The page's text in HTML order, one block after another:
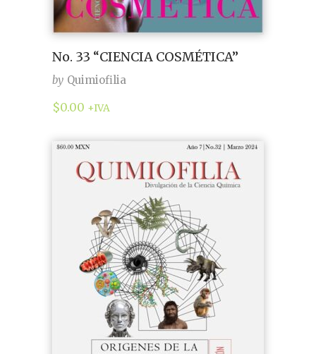
No. 33 “CIENCIA COSMÉTICA”
by Quimiofilia
$0.00 +IVA